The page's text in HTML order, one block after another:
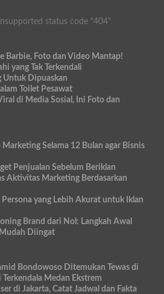
status code "404"
Barbie, Foto dan Video Mantap!
yang Tak Terkendali
Untuk Dipuaskan
Toilet Pesawat
di Media Sosial, Ini Foto dan
Selama 12 Bulan agar Bisnis
Penjualan Sebelum Beriklan
Aktivitas Marketing Berdasarkan
yang Lebih Akurat untuk Iklan
Brand dari Nol: Langkah Awal
Diingat
Bondowoso Ditemukan Tewas di
Medan Ekstrem
di Jakarta, Catat Jadwal dan Fakta